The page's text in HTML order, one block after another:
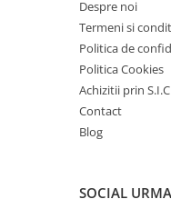
■ Tavite auto portbagaj
■ Covorase/presuri auto
■ Accesorii auto exterior
Despre noi
Termeni si
Politica de
Politica Cookies
Achizitii prin
Contact
Blog
SOCIAL